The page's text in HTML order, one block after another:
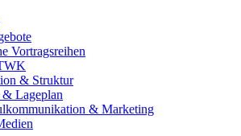
Vortragsreihen
& Struktur
& Lageplan
& Marketing